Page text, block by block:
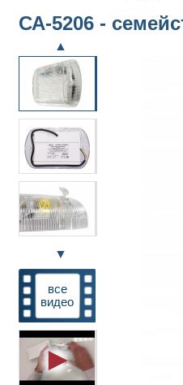
СА-5206 -
▲
▼
все
видео